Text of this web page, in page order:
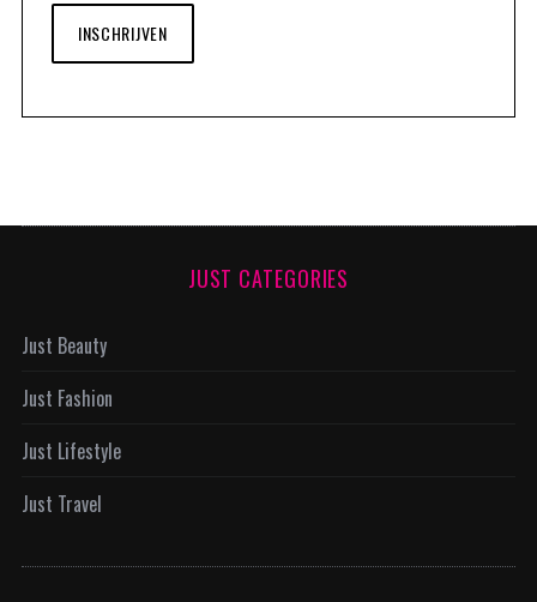
INSCHRIJVEN
JUST CATEGORIES
Just Beauty
Just Fashion
Just Lifestyle
Just Travel